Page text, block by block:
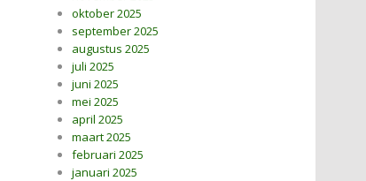
oktober 2025
september 2025
augustus 2025
juli 2025
juni 2025
mei 2025
april 2025
maart 2025
februari 2025
januari 2025